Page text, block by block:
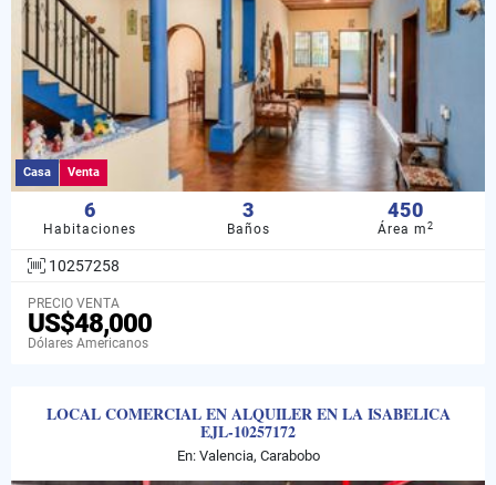
Casa Venta
6
Habitaciones
3
Baños
450
Área m2
10257258
PRECIO VENTA
US$48,000
Dólares Americanos
LOCAL COMERCIAL EN ALQUILER EN LA ISABELICA
EJL-10257172
En: Valencia, Carabobo